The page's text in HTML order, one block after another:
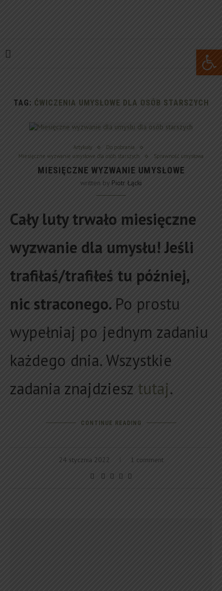
TAG: ĆWICZENIA UMYSŁOWE DLA OSÓB STARSZYCH
Artykuły
Do pobrania
Miesięczne wyzwanie umysłowe dla osób starszych
Sprawność umysłowa
MIESIĘCZNE WYZWANIE UMYSŁOWE
written by Piotr Łącki
Cały luty trwało miesięczne
wyzwanie dla umysłu!Jeśli
trafiłaś/trafiłeś tu później,
nic straconego. Po prostu
wypełniaj po jednym zadaniu
każdego dnia. Wszystkie
zadania znajdziesz tutaj.
CONTINUE READING
24 stycznia 2022 1 comment